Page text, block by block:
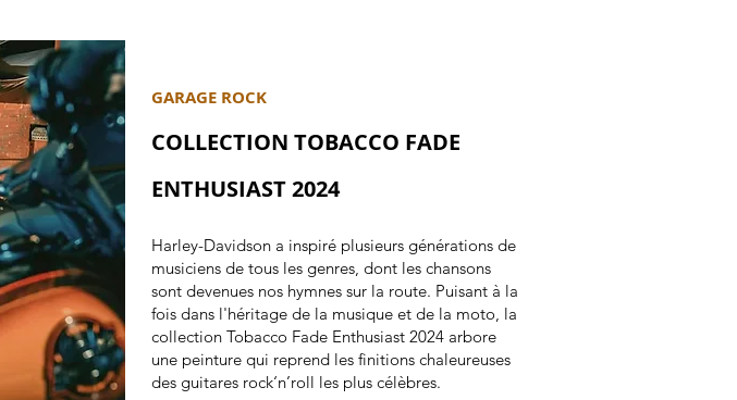
GARAGE ROCK
COLLECTION TOBACCO FADE
ENTHUSIAST 2024
Harley-Davidson a inspiré plusieurs générations de
musiciens de tous les genres, dont les chansons
sont devenues nos hymnes sur la route. Puisant à la
fois dans l'héritage de la musique et de la moto, la
collection Tobacco Fade Enthusiast 2024 arbore
une peinture qui reprend les finitions chaleureuses
des guitares rock‘n’roll les plus célèbres.